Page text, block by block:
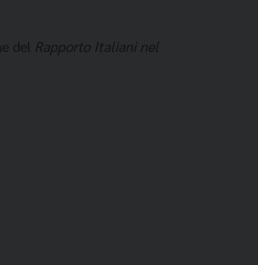
del Rapporto Italiani nel